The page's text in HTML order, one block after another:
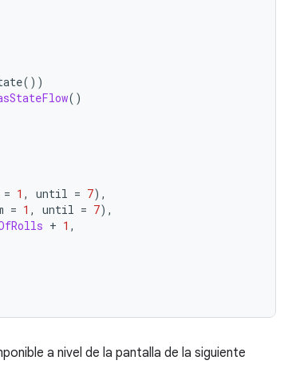
())
()
= 1 , until = 7),
= 1 , until = 7),
+ 1 ,
a nivel de la pantalla de la siguiente